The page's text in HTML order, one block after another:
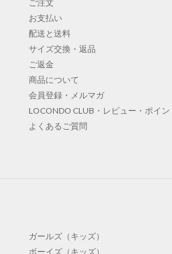
ご注文
お支払い
配送と送料
サイズ交換・返品
ご返金
商品について
会員登録・メルマガ
LOCONDO CLUB・レビュー・ポイン
よくあるご質問
ガールズ（キッズ）
ボーイズ（キッズ）